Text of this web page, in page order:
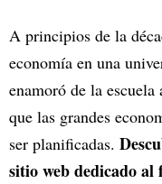
A principios de la
economía en una
enamoró de la escuela
que las grandes
ser planificadas.
sitio web dedicado